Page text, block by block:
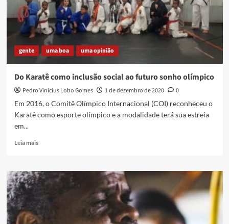
gente uma boa uma opinião
Do Karatê como inclusão social ao futuro sonho olímpico
Pedro Vinícius Lobo Gomes 1 de dezembro de 2020
0
Em 2016, o Comitê Olímpico Internacional (COI) reconheceu o
Karatê como esporte olímpico e a modalidade terá sua estreia
em...
Leia maisRead
Do
Karatê
inclusão
social
ao